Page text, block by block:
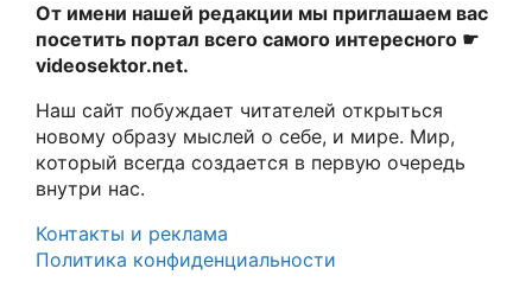
От имени нашей редакции мы приглашаем вас
посетить портал всего самого интересного ☛
videosektor.net.
Наш сайт побуждает читателей открыться
новому образу мыслей о себе, и мире. Мир,
который всегда создается в первую очередь
внутри нас.
Контакты и реклама
Политика конфиденциальности